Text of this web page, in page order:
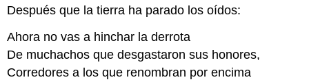
Después que la tierra ha parado los oídos:
Ahora no vas a hinchar la derrota
De muchachos que desgastaron sus honores,
Corredores a los que renombran por encima